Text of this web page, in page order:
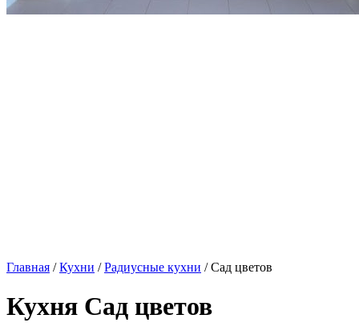
Главная /Кухни /Радиусные кухни / Сад цветов
Кухня Сад цветов